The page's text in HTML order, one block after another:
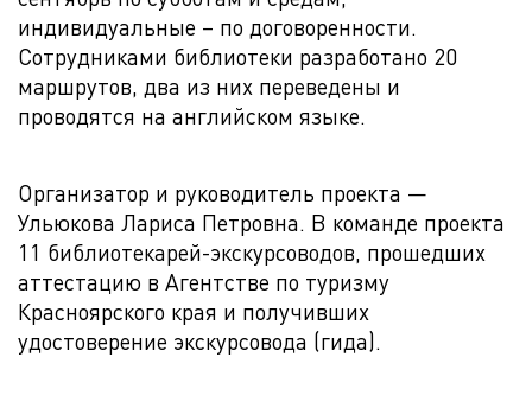
индивидуальные – по договоренности.
Сотрудниками библиотеки разработано 20
маршрутов, два из них переведены и
проводятся на английском языке.
Организатор и руководитель проекта —
Ульюкова Лариса Петровна. В команде проекта
11 библиотекарей-экскурсоводов, прошедших
аттестацию в Агентстве по туризму
Красноярского края и получивших
удостоверение экскурсовода (гида).